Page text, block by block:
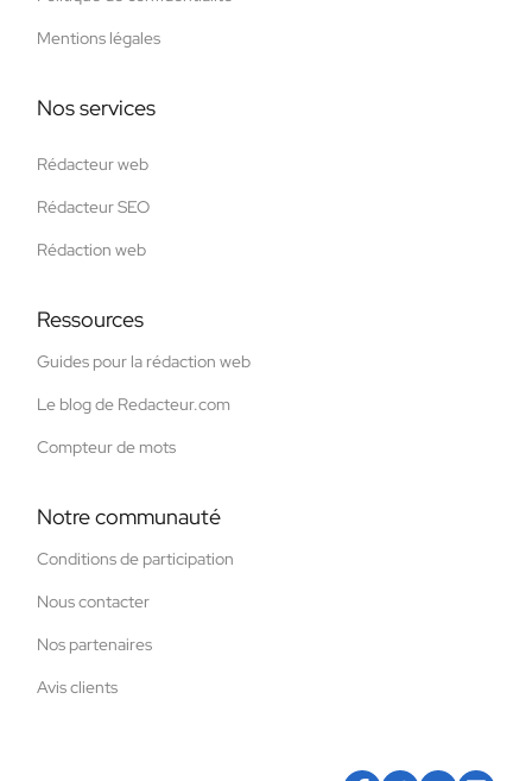
Mentions légales
Nos services
Rédacteur web
Rédacteur SEO
Rédaction web
Ressources
Guides pour la rédaction web
Le blog de Redacteur.com
Compteur de mots
Notre communauté
Conditions de participation
Nous contacter
Nos partenaires
Avis clients